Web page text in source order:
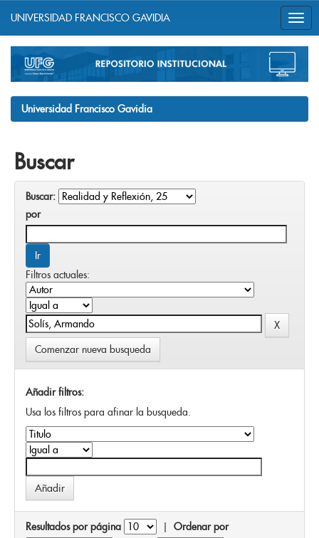
navigation
UNIVERSIDAD FRANCISCO GAVIDIA
Universidad Francisco Gavidia
Buscar
Buscar:
por
Filtros actuales:
Comenzar nueva busqueda
Añadir filtros:
Usa los filtros para afinar la busqueda.
Resultados por página | Ordenar por